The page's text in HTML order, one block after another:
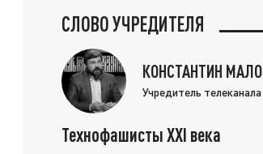
СЛОВО УЧРЕДИТЕЛЯ
КОНСТАНТИН
Учредитель
Технофашисты XXI века